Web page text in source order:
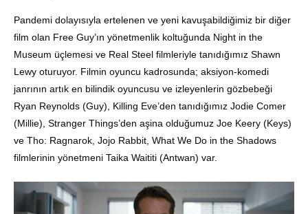
Pandemi dolayısıyla ertelenen ve yeni kavuşabildiğimiz bir diğer
film olan Free Guy’ın yönetmenlik koltuğunda Night in the
Museum üçlemesi ve Real Steel filmleriyle tanıdığımız Shawn
Lewy oturuyor. Filmin oyuncu kadrosunda; aksiyon-komedi
janrının artık en bilindik oyuncusu ve izleyenlerin gözbebeği
Ryan Reynolds (Guy), Killing Eve’den tanıdığımız Jodie Comer
(Millie), Stranger Things’den aşina olduğumuz Joe Keery (Keys)
ve Tho: Ragnarok, Jojo Rabbit, What We Do in the Shadows
filmlerinin yönetmeni Taika Waititi (Antwan) var.